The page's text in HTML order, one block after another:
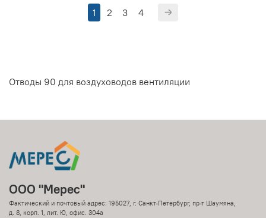
1 2 3 4
Отводы 90 для воздуховодов вентиляции
ООО "Мерес"
Фактический и почтовый адрес: 195027, г. Санкт-Петербург, пр-т Шаумяна,
д. 8, корп. 1, лит. Ю, офис. 304а